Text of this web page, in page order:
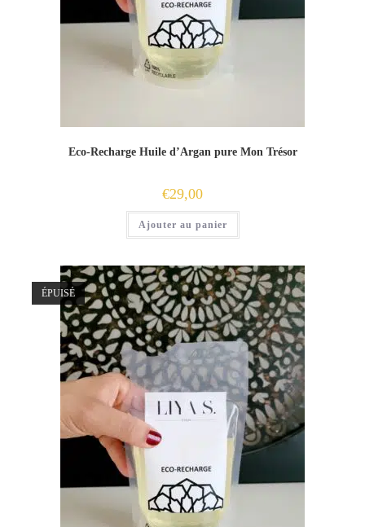
Eco-Recharge Huile d’Argan pure Mon Trésor
€29,00
Ajouter au panier
ÉPUISÉ